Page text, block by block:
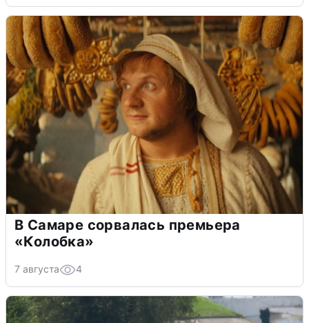
В Самаре сорвалась премьера
«Колобка»
7 августа 4